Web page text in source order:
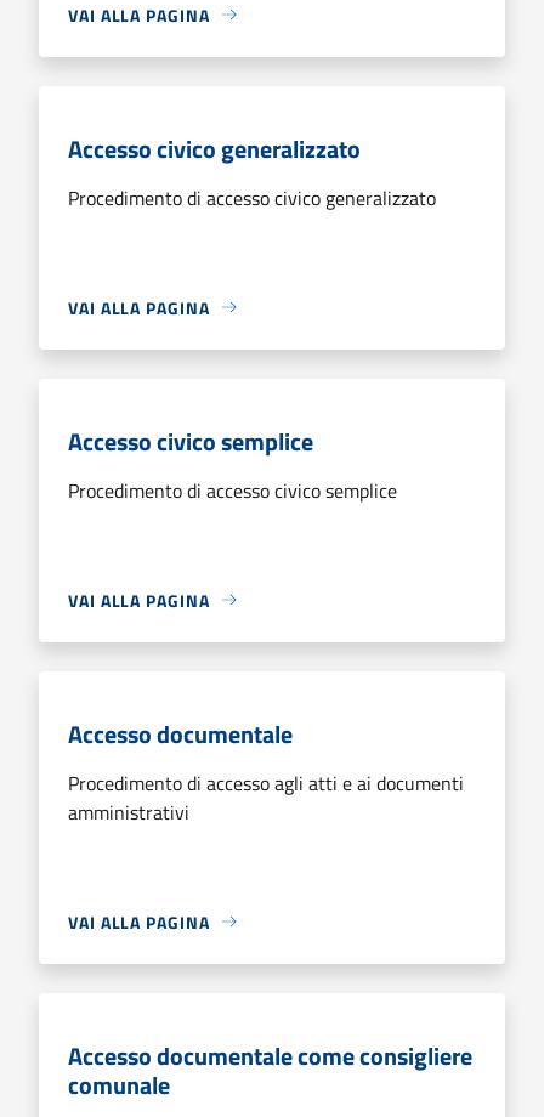
VAI ALLA PAGINA
Accesso civico generalizzato
Procedimento di accesso civico generalizzato
VAI ALLA PAGINA
Accesso civico semplice
Procedimento di accesso civico semplice
VAI ALLA PAGINA
Accesso documentale
Procedimento di accesso agli atti e ai documenti
amministrativi
VAI ALLA PAGINA
Accesso documentale come consigliere
comunale